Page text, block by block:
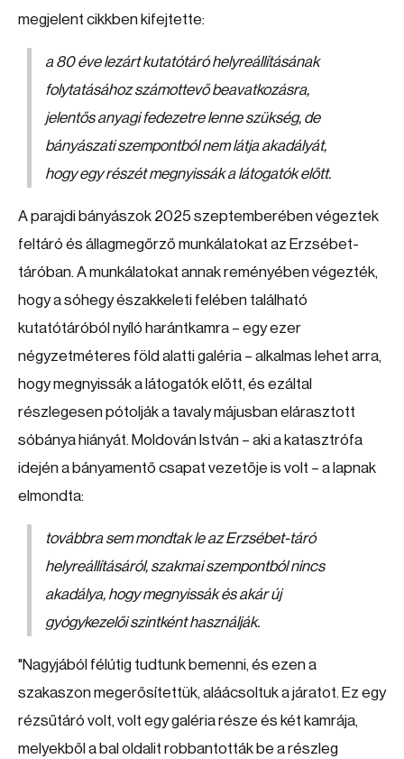
megjelent cikkben kifejtette:
a 80 éve lezárt kutatótáró helyreállításának
folytatásához számottevő beavatkozásra,
jelentős anyagi fedezetre lenne szükség, de
bányászati szempontból nem látja akadályát,
hogy egy részét megnyissák a látogatók előtt.
A parajdi bányászok 2025 szeptemberében végeztek
feltáró és állagmegőrző munkálatokat az Erzsébet-
táróban. A munkálatokat annak reményében végezték,
hogy a sóhegy északkeleti felében található
kutatótáróból nyíló harántkamra – egy ezer
négyzetméteres föld alatti galéria – alkalmas lehet arra,
hogy megnyissák a látogatók előtt, és ezáltal
részlegesen pótolják a tavaly májusban elárasztott
sóbánya hiányát. Moldován István – aki a katasztrófa
idején a bányamentő csapat vezetője is volt – a lapnak
elmondta:
továbbra sem mondtak le az Erzsébet-táró
helyreállításáról, szakmai szempontból nincs
akadálya, hogy megnyissák és akár új
gyógykezelői szintként használják.
"Nagyjából félútig tudtunk bemenni, és ezen a
szakaszon megerősítettük, aláácsoltuk a járatot. Ez egy
rézsűtáró volt, volt egy galéria része és két kamrája,
melyekből a bal oldalit robbantották be a részleg